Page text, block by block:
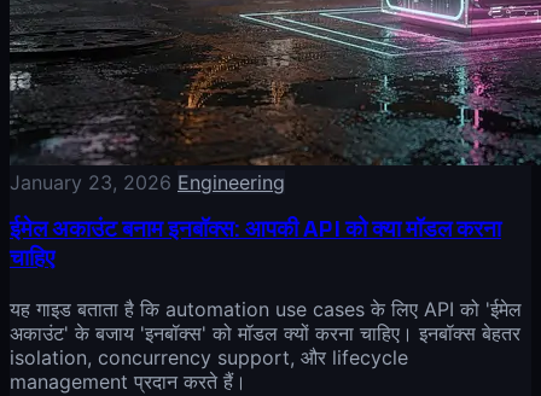
January 23, 2026 Engineering
ईमेल अकाउंट बनाम इनबॉक्स: आपकी API को क्या मॉडल करना
चाहिए
यह गाइड बताता है कि automation use cases के लिए API को 'ईमेल
अकाउंट' के बजाय 'इनबॉक्स' को मॉडल क्यों करना चाहिए। इनबॉक्स बेहतर
isolation, concurrency support, और lifecycle
management प्रदान करते हैं।